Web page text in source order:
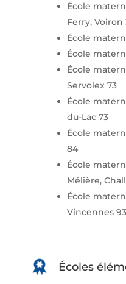
École
Ferry, Voiron
École
École
École
Servolex 73
École
du-Lac 73
École
84
École
Mélière,
École
Vincennes 93
Écoles